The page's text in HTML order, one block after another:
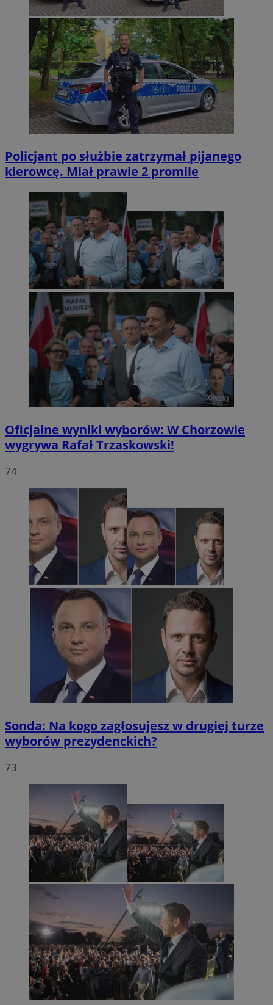
Policjant po służbie zatrzymał pijanego
kierowcę. Miał prawie 2 promile
Oficjalne wyniki wyborów: W Chorzowie
wygrywa Rafał Trzaskowski!
74
Sonda: Na kogo zagłosujesz w drugiej turze
wyborów prezydenckich?
73